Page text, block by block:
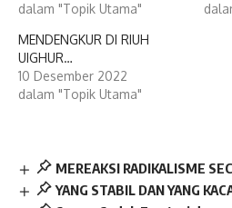
dalam "Topik Utama"
MENDENGKUR DI RIUH
UIGHUR…
10 Desember 2022
dalam "Topik Utama"
MEREAKSI RADIKALISME
YANG STABIL DAN YANG